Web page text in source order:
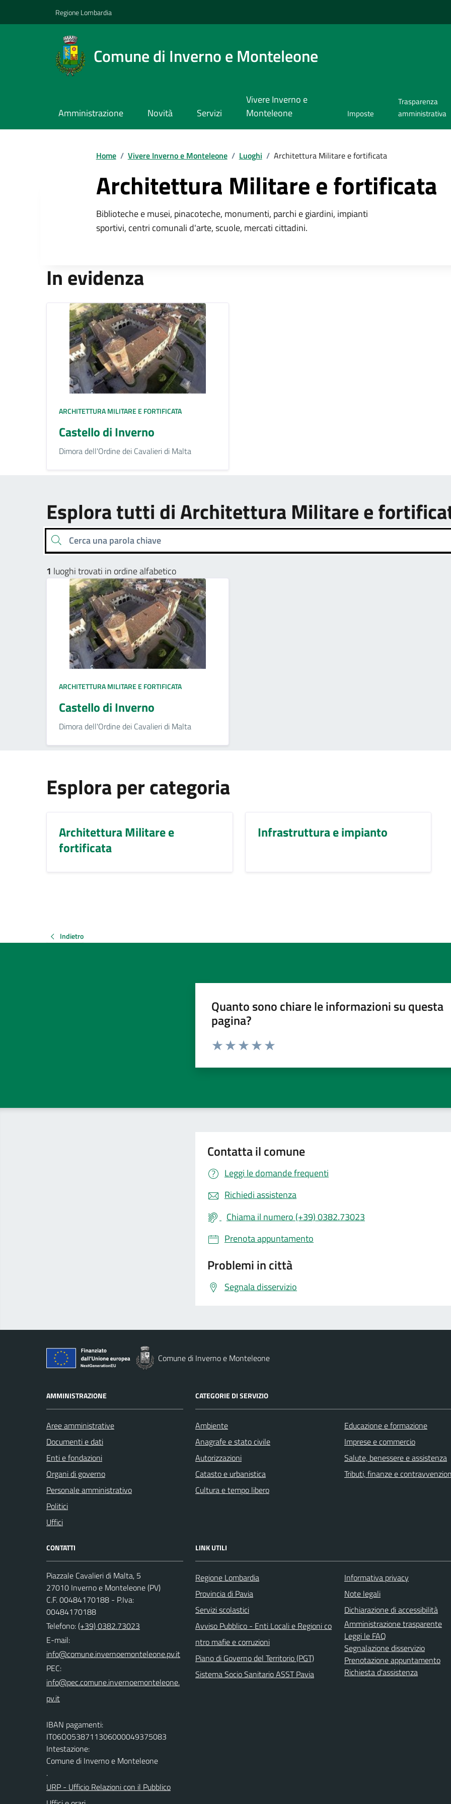
Regione Lombardia
Comune di Inverno e Monteleone
Amministrazione Novità Servizi
Vivere Inverno e
Monteleone
Imposte
Trasparenza
amministrativa
Home / Vivere Inverno e Monteleone / Luoghi / Architettura Militare e fortificata
Architettura Militare e fortificata
Biblioteche e musei, pinacoteche, monumenti, parchi e giardini, impianti
sportivi, centri comunali d'arte, scuole, mercati cittadini.
In evidenza
ARCHITETTURA MILITARE E FORTIFICATA
Castello di Inverno
Dimora dell'Ordine dei Cavalieri di Malta
Esplora tutti di Architettura Militare e
Cerca una parola chiave
1 luoghi trovati in ordine alfabetico
ARCHITETTURA MILITARE E FORTIFICATA
Castello di Inverno
Dimora dell'Ordine dei Cavalieri di Malta
Esplora per categoria
Architettura Militare e
fortificata
Infrastruttura e impianto
Indietro
Quanto sono chiare le informazioni su questa
pagina?
Valuta da 1 a 5 stelle la pagina
Contatta il comune
Leggi le domande frequenti
Richiedi assistenza
Chiama il numero (+39) 0382.73023
Prenota appuntamento
Problemi in città
Segnala disservizio
Comune di Inverno e Monteleone
AMMINISTRAZIONE
Aree amministrative
Documenti e dati
Enti e fondazioni
Organi di governo
Personale amministrativo
Politici
Uffici
CATEGORIE DI SERVIZIO
Ambiente
Anagrafe e stato civile
Autorizzazioni
Catasto e urbanistica
Cultura e tempo libero
Educazione e formazione
Imprese e commercio
Salute, benessere e assistenza
Tributi, finanze e
CONTATTI
Piazzale Cavalieri di Malta, 5
27010 Inverno e Monteleone (PV)
C.F. 00484170188 - P.Iva:
00484170188
Telefono:(+39) 0382.73023
E-mail:
PEC:
IBAN pagamenti:
IT06O0538711306000049375083
Intestazione:
Comune di Inverno e Monteleone
.
URP - Ufficio Relazioni con il Pubblico
LINK UTILI
Regione Lombardia
Provincia di Pavia
Servizi scolastici
Avviso Pubblico - Enti Locali e Regioni co
ntro mafie e corruzioni
Piano di Governo del Territorio (PGT)
Sistema Socio Sanitario ASST Pavia
Informativa privacy
Note legali
Dichiarazione di accessibilità
Amministrazione trasparente
Leggi le FAQ
Segnalazione disservizio
Prenotazione appuntamento
Richiesta d'assistenza